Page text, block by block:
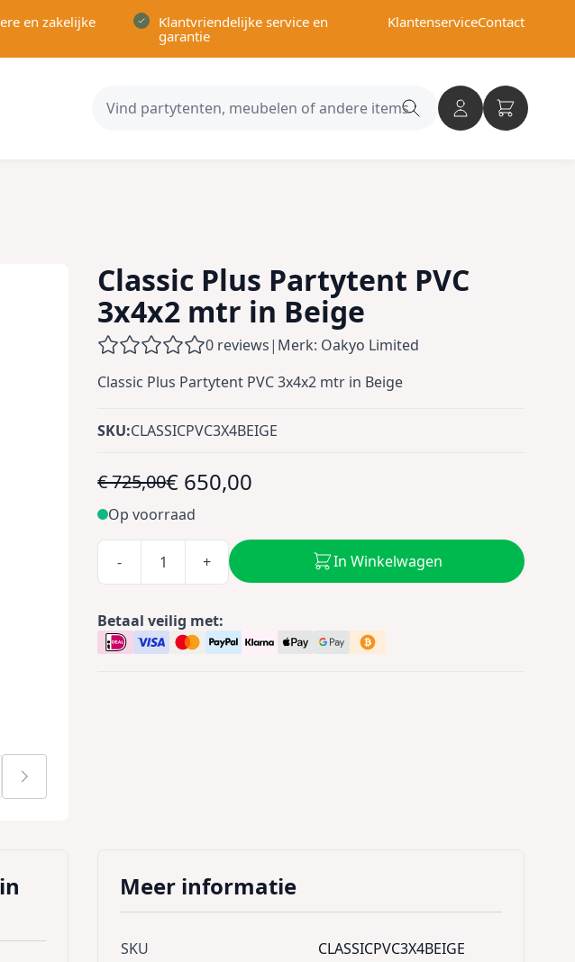
en zakelijke
Klantvriendelijke service en
garantie
KlantenserviceContact
Tuin en Terras category
submenu for Recreatie category
Search
Classic Plus Partytent PVC
3x4x2 mtr in Beige
0 reviews| Merk: Oakyo Limited
Classic Plus Partytent PVC 3x4x2 mtr in Beige
SKU:CLASSICPVC3X4BEIGE
€ 725,00€ 650,00
Op voorraad
- + In Winkelwagen
Betaal veilig met:
Meer informatie
SKU
CLASSICPVC3X4BEIGE